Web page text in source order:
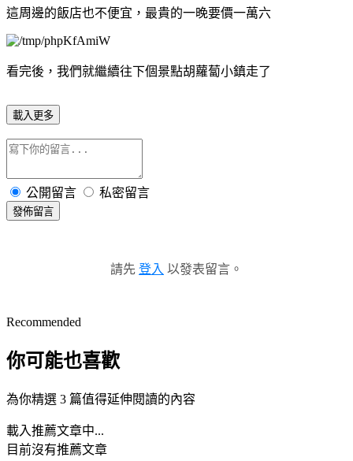
這周邊的飯店也不便宜，最貴的一晚要價一萬六
看完後，我們就繼續往下個景點胡蘿蔔小鎮走了
載入更多
公開留言 私密留言
發佈留言
請先 登入 以發表留言。
Recommended
你可能也喜歡
為你精選 3 篇值得延伸閱讀的內容
載入推薦文章中...
目前沒有推薦文章